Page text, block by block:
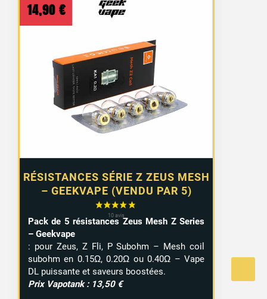
RÉSISTANCES SÉRIE Z ZEUS MESH
– GEEKVAPE (VENDU PAR 5)
14,90 €
Pack de 5 résistances Zeus Mesh Z Series
– Geekvape
: pour Zeus, Z Fli, P Subohm – Mesh coil
subohm en 0.15Ω, 0.20Ω ou 0.40Ω – Vape
DL puissante et saveurs boostées.
Prix Vapotank : 13,50 €